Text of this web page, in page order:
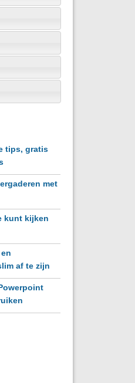
tips, gratis
met
kunt kijken
af te zijn